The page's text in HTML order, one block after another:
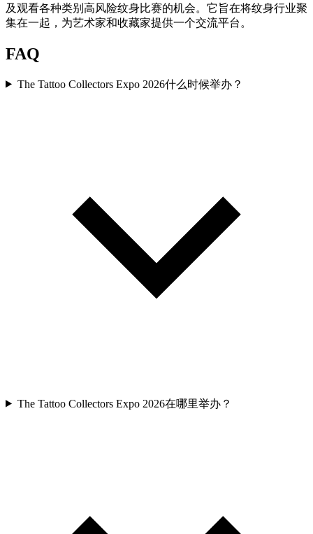
及观看各种类别高风险纹身比赛的机会。它旨在将纹身行业聚
集在一起，为艺术家和收藏家提供一个交流平台。
FAQ
The Tattoo Collectors Expo 2026什么时候举办？
The Tattoo Collectors Expo 2026在哪里举办？